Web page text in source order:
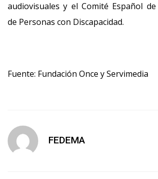
audiovisuales y el Comité Español
de Personas con Discapacidad.
Fuente: Fundación Once y Servimedia
FEDEMA